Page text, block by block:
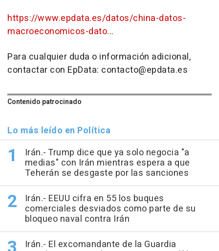
https://www.epdata.es/datos/china-datos-
macroeconomicos-dato...
Para cualquier duda o información adicional,
contactar con EpData: contacto@epdata.es
Contenido patrocinado
Lo más leído en Política
Irán.- Trump dice que ya solo negocia "a
medias" con Irán mientras espera a que
Teherán se desgaste por las sanciones
Irán.- EEUU cifra en 55 los buques
comerciales desviados como parte de su
bloqueo naval contra Irán
Irán.- El excomandante de la Guardia